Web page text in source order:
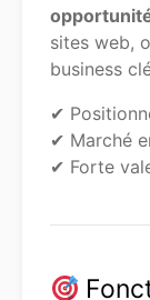
sites web,
business
✔
✔ Marché
✔ Forte